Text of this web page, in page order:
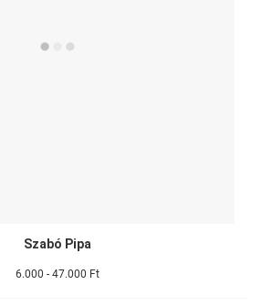
Szabó Pipa
6.000 - 47.000 Ft